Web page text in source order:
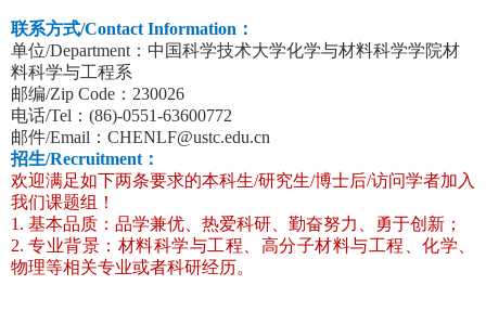
联系方式/Contact Information ：
单位/Department ：中国科学技术大学化学与材料科学学院材
料科学与工程系
邮编/Zip Code ： 230026
电话/Tel ： (86)-0551-63600772
邮件/Email ： CHENLF@ustc.edu.cn
招生/Recruitment ：
欢迎满足如下两条要求的本科生/研究生/博士后/访问学者加入
我们课题组！
1. 基本品质：品学兼优、热爱科研、勤奋努力、勇于创新；
2.专业背景：材料科学与工程、高分子材料与工程、化学、
物理等相关专业或者科研经历。